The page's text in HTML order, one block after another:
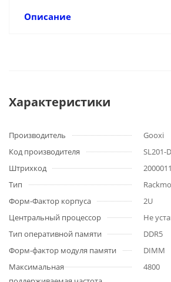
Описание
Характеристики
Производитель
Gooxi
Код производителя
SL201-
Штрихкод
Тип
Форм-Фактор корпуса
2U
Центральный процессор
Не
Тип оперативной памяти
DDR5
Форм-фактор модуля памяти
DIMM
Максимальная
4800